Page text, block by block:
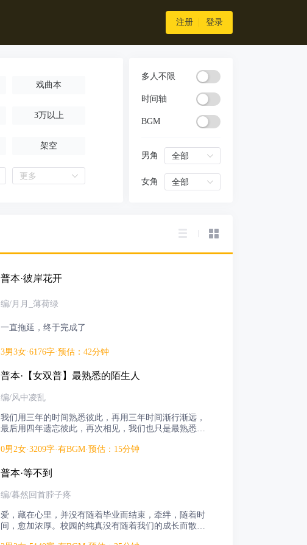
注册 登录
戏曲本
3万以上
架空
更多
多人不限
时间轴
BGM
男角 全部
女角 全部
普本·彼岸花开
编/月月_薄荷绿
一直拖延，终于完成了
3男3女·6176字·预估：42分钟
普本·【女双普】最熟悉的陌生人
编/风中凌乱
我们用三年的时间熟悉彼此，再用三年时间渐行渐远，
最后用四年遗忘彼此，再次相见，我们也只是最熟悉的
0男2女·3209字·有BGM·预估：15分钟
普本·等不到
编/暮然回首脖子疼
爱，藏在心里，并没有随着毕业而结束，牵绊，随着时
间，愈加浓厚。校园的纯真没有随着我们的成长而散